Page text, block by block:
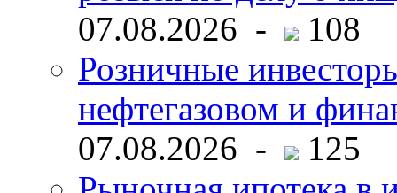
07.08.2026 -
108
Розничные
нефтегазовом и
07.08.2026 -
125